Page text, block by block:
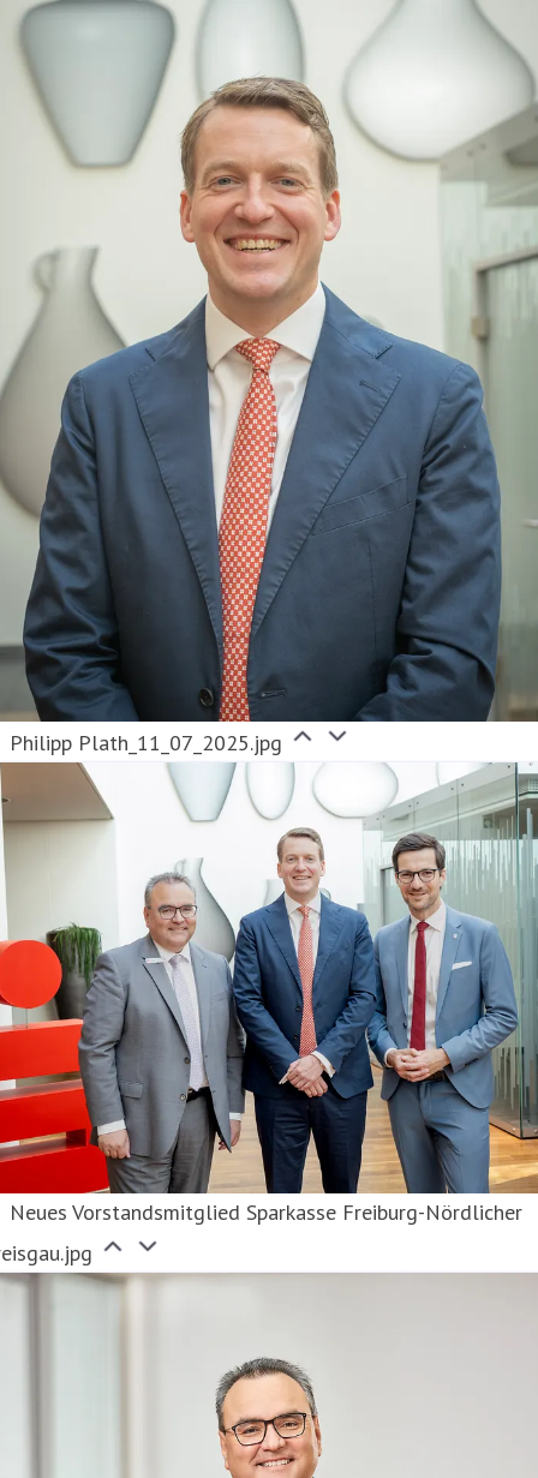
Philipp Plath_11_07_2025.jpg
Neues Vorstandsmitglied Sparkasse Freiburg-Nördlicher